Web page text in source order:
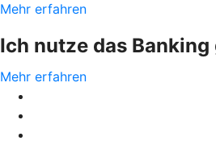
Mehr erfahren
Ich nutze das
Mehr erfahren